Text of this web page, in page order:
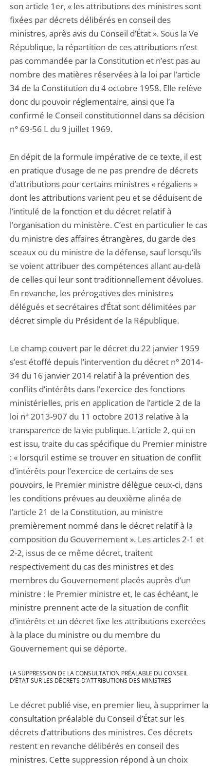
son article 1er, « les attributions des ministres sont
fixées par décrets délibérés en conseil des
ministres, après avis du Conseil d’État ». Sous la Ve
République, la répartition de ces attributions n’est
pas commandée par la Constitution et n’est pas au
nombre des matières réservées à la loi par l’article
34 de la Constitution du 4 octobre 1958. Elle relève
donc du pouvoir réglementaire, ainsi que l’a
confirmé le Conseil constitutionnel dans sa décision
n° 69-56 L du 9 juillet 1969.
En dépit de la formule impérative de ce texte, il est
en pratique d’usage de ne pas prendre de décrets
d’attributions pour certains ministres « régaliens »
dont les attributions varient peu et se déduisent de
l’intitulé de la fonction et du décret relatif à
l’organisation du ministère. C’est en particulier le cas
du ministre des affaires étrangères, du garde des
sceaux ou du ministre de la défense, sauf lorsqu’ils
se voient attribuer des compétences allant au-delà
de celles qui leur sont traditionnellement dévolues.
En revanche, les prérogatives des ministres
délégués et secrétaires d’État sont délimitées par
décret simple du Président de la République.
Le champ couvert par le décret du 22 janvier 1959
s’est étoffé depuis l’intervention du décret n° 2014-
34 du 16 janvier 2014 relatif à la prévention des
conflits d’intérêts dans l’exercice des fonctions
ministérielles, pris en application de l’article 2 de la
loi n° 2013-907 du 11 octobre 2013 relative à la
transparence de la vie publique. L’article 2, qui en
est issu, traite du cas spécifique du Premier ministre
: « lorsqu’il estime se trouver en situation de conflit
d’intérêts pour l’exercice de certains de ses
pouvoirs, le Premier ministre délègue ceux-ci, dans
les conditions prévues au deuxième alinéa de
l’article 21 de la Constitution, au ministre
premièrement nommé dans le décret relatif à la
composition du Gouvernement ». Les articles 2-1 et
2-2, issus de ce même décret, traitent
respectivement du cas des ministres et des
membres du Gouvernement placés auprès d’un
ministre : le Premier ministre et, le cas échéant, le
ministre prennent acte de la situation de conflit
d’intérêts et un décret fixe les attributions exercées
à la place du ministre ou du membre du
Gouvernement qui se déporte.
LA SUPPRESSION DE LA CONSULTATION PRÉALABLE DU CONSEIL
D’ÉTAT SUR LES DÉCRETS D’ATTRIBUTIONS DES MINISTRES
Le décret publié vise, en premier lieu, à supprimer la
consultation préalable du Conseil d’État sur les
décrets d’attributions des ministres. Ces décrets
restent en revanche délibérés en conseil des
ministres. Cette suppression répond à un choix